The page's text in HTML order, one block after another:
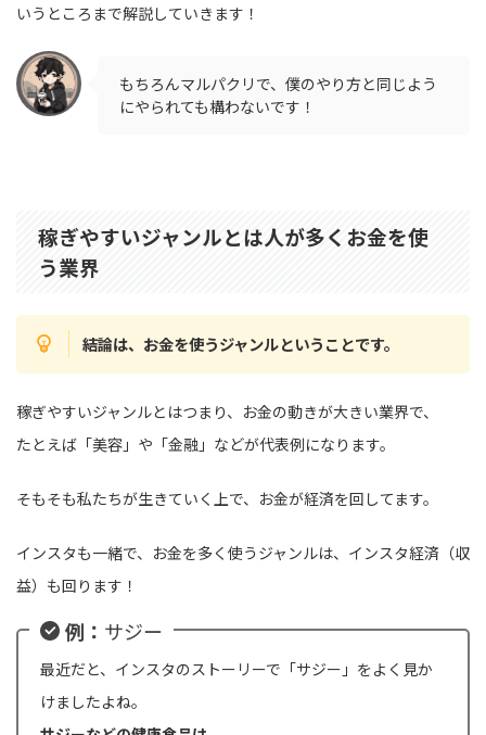
いうところまで解説していきます！
もちろんマルパクリで、僕のやり方と同じよう
にやられても構わないです！
稼ぎやすいジャンルとは人が多くお金を使
う業界
結論は、お金を使うジャンルということです。
稼ぎやすいジャンルとはつまり、お金の動きが大きい業界で、
たとえば「美容」や「金融」などが代表例になります。
そもそも私たちが生きていく上で、お金が経済を回してます。
インスタも一緒で、お金を多く使うジャンルは、インスタ経済（収
益）も回ります！
例： サジー
最近だと、インスタのストーリーで「サジー」をよく見か
けましたよね。